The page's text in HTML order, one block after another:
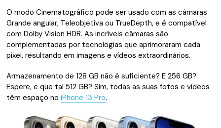
O modo Cinematográfico pode ser usado com as câmaras
Grande angular, Teleobjetiva ou TrueDepth, e é compatível
com Dolby Vision HDR. As incríveis câmaras são
complementadas por tecnologias que aprimoraram cada
pixel, resultando em imagens e vídeos extraordinários.
Armazenamento de 128 GB não é suficiente? E 256 GB?
Espere, e que tal 512 GB? Sim, todas as suas fotos e vídeos
têm espaço noiPhone 13 Pro.